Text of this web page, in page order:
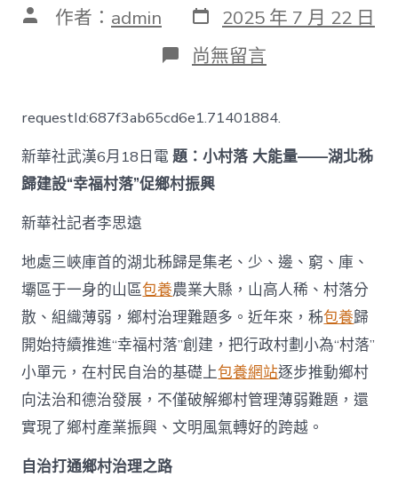
文 作者： admin 發
表
日
期
2025 年 7 月 22 日
在
〈小
落
大
一
包
養
網
能
量
——
湖
北
秭
歸
建
設
“幸
福
尚無留言
requestId:687f3ab65cd6e1.71401884.
新華社武漢6月18日電題：小村落 大能量——湖北秭
歸建設“幸福村落”促鄉村振興
新華社記者李思遠
地處三峽庫首的湖北秭歸是集老、少、邊、窮、庫、
壩區于一身的山區包養農業大縣，山高人稀、村落分
散、組織薄弱，鄉村治理難題多。近年來，秭包養歸
開始持續推進“幸福村落”創建，把行政村劃小為“村落”
小單元，在村民自治的基礎上包養網站逐步推動鄉村
向法治和德治發展，不僅破解鄉村管理薄弱難題，還
實現了鄉村產業振興、文明風氣轉好的跨越。
自治打通鄉村治理之路